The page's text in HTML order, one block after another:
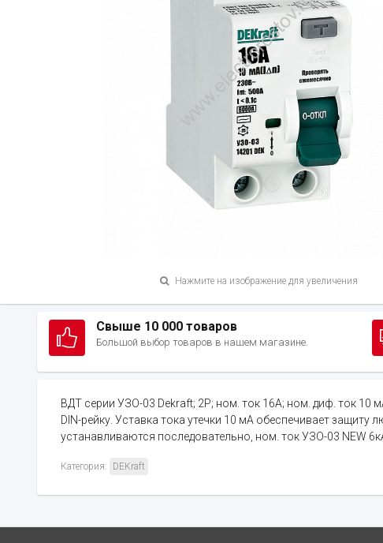
Нажмите на изображение для увеличения
Свыше 10 000 товаров
Большой выбор товаров в нашем магазине.
ВДТ серии УЗО-03 Dekraft; 2P; ном. ток 16А; ном. диф. ток
DIN-рейку. Уставка тока утечки 10 мА обеспечивает
устанавливаются последовательно, ном. ток УЗО-03 NEW
Категория: DEKraft